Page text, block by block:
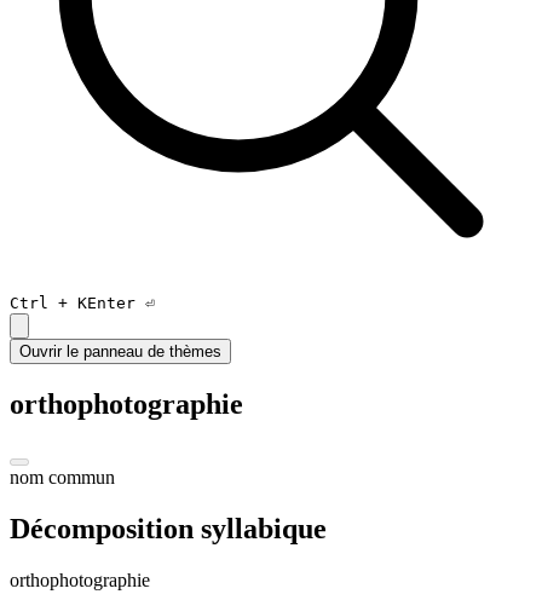
Ctrl + KEnter ⏎
Ouvrir le panneau de thèmes
orthophotographie
nom commun
Décomposition syllabique
orthophotographie